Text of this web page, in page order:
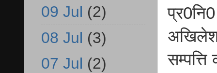
अखिलेश
09 Jul (2)
08 Jul (3)
07 Jul (2)